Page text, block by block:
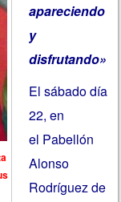
apareciendo
y
disfrutando»
El sábado día
22, en
el Pabellón
Alonso
Rodríguez de